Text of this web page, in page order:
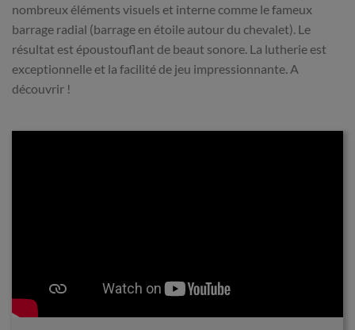
nombreux éléments visuels et interne comme le fameux
barrage radial (barrage en étoile autour du chevalet). Le
résultat est époustouflant de beaut sonore. La lutherie est
exceptionnelle et la facilité de jeu impressionnante. A
découvrir !